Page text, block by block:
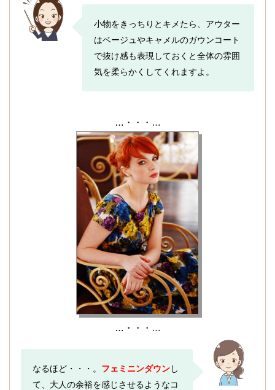
小物をきっちりとキメたら、アウター
はベージュやキャメルのガウンコート
で抜け感も表現しておくと全体の雰囲
気を柔らかくしてくれますよ。
…・・・…
…・・・…
なるほど・・・。 フェミニンダウンし
て、大人の余裕を感じさせるようなコ